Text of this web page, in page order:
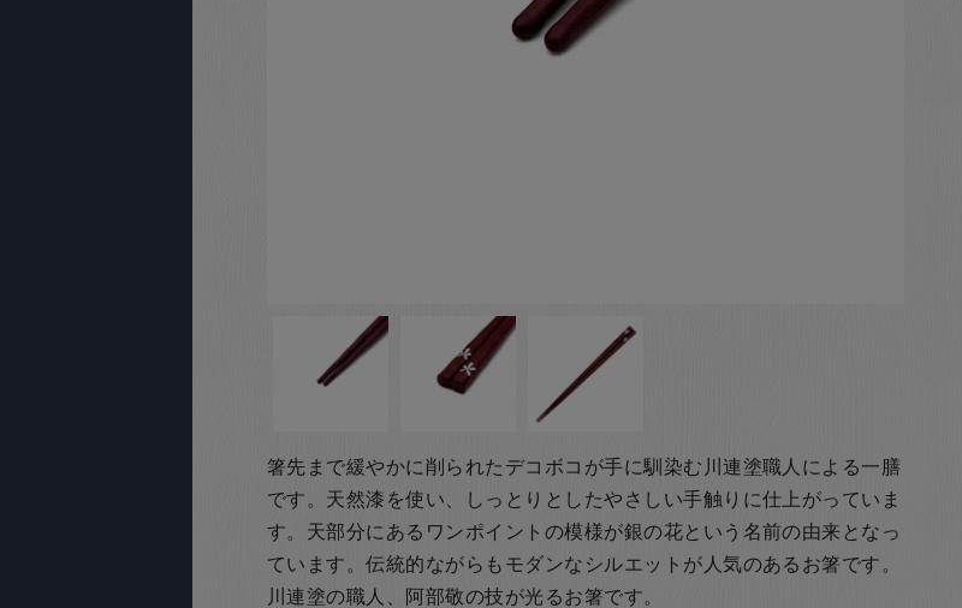
箸先まで緩やかに削られたデコボコが手に馴染む川連塗職人による一膳
です。天然漆を使い、しっとりとしたやさしい手触りに仕上がっていま
す。天部分にあるワンポイントの模様が銀の花という名前の由来となっ
ています。伝統的ながらもモダンなシルエットが人気のあるお箸です。
川連塗の職人、阿部敬の技が光るお箸です。